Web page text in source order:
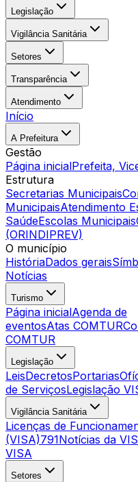
Legislação
Vigilância Sanitária
Setores
Transparência
Atendimento
Início
A Prefeitura
Gestão
Página inicialPrefeita,
Estrutura
Secretarias Municipais
MunicipaisAtendimento
SaúdeEscolas Municipais
(ORINDIPREV)
O município
HistóriaDados gerais
Notícias
Turismo
Página inicialAgenda de
eventosAtas COMTUR
COMTUR
Legislação
LeisDecretosPortarias
de ServiçosLegislação
Vigilância Sanitária
Licenças de
(VISA)791Notícias da
VISA
Setores